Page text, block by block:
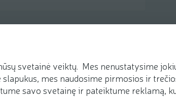
svetainė veiktų. Mes nenustatysime
mes naudosime pirmosios ir
savo svetainę ir pateiktume reklamą,